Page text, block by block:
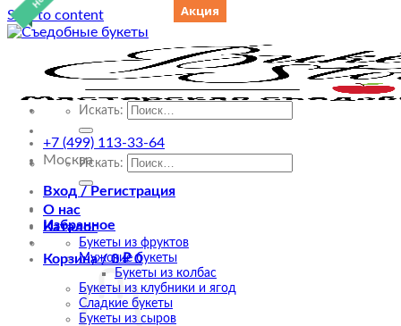
Skip to content
Искать:
О нас
Каталог
Букеты из фруктов
Мужские букеты
Букеты из колбас
Букеты из клубники и ягод
Сладкие букеты
Букеты из сыров
Искать:
+7 (499) 113-33-64
Москва
Вход / Регистрация
Избранное
Корзина /0₽ 0
Акция
Акция
Акция